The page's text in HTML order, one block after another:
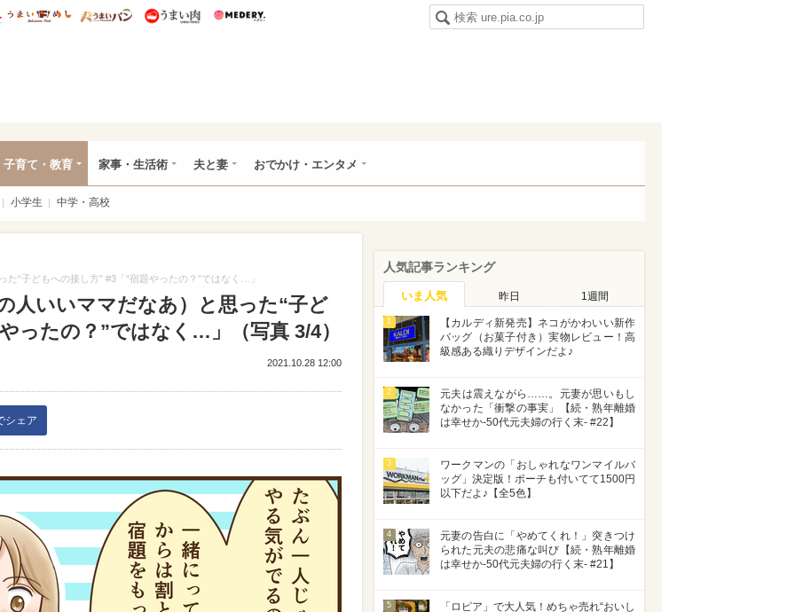
研 ディズニー特集
mimot. うまいめし うまいパン うまい肉
子育て・教育 家事・生活術 夫と妻 おでかけ・エンタメ
小学生 中学・高校
“子どもへの接し方” #3「“宿題やったの？”ではなく…」
人いいママだなあ）と思った“子ど
ったの？”ではなく…」（写真 3/4）
2021.10.28 12:00
シェア
人気記事ランキング
いま人気 昨日 1週間
1
【カルディ新発売】ネコがかわいい新作
バッグ（お菓子付き）実物レビュー！高
級感ある織りデザインだよ♪
2
元夫は震えながら……。元妻が思いもし
なかった「衝撃の事実」【続・熟年離婚
は幸せか-50代元夫婦の行く末- #22】
3
ワークマンの「おしゃれなワンマイルバ
ッグ」決定版！ポーチも付いてて1500円
以下だよ♪【全5色】
4
元妻の告白に「やめてくれ！」突きつけ
られた元夫の悲痛な叫び【続・熟年離婚
は幸せか-50代元夫婦の行く末- #21】
5
「ロピア」で大人気！めちゃ売れ“おいし